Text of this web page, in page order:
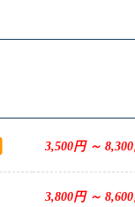
3,500円 ～
3,800円 ～